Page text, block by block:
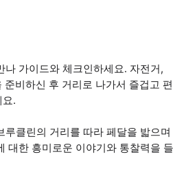
나 가이드와 체크인하세요. 자전거,
준비하신 후 거리로 나가서 즐겁고 편
.
루클린의 거리를 따라 페달을 밟으며
대한 흥미로운 이야기와 통찰력을 들